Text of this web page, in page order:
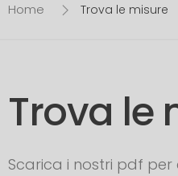
Home Trova le misure
Trova le
Scarica i nostri pdf per